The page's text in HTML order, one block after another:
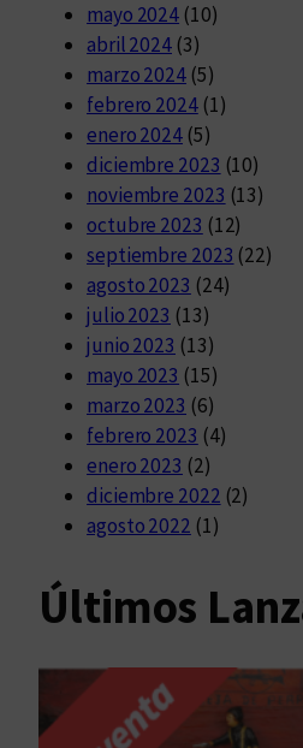
mayo 2024 (10)
abril 2024 (3)
marzo 2024 (5)
febrero 2024(1)
enero 2024 (5)
diciembre 2023 (10)
noviembre 2023 (13)
octubre 2023 (12)
septiembre 2023 (22)
agosto 2023 (24)
julio 2023 (13)
junio 2023 (13)
mayo 2023 (15)
marzo 2023 (6)
febrero 2023 (4)
enero 2023 (2)
diciembre 2022 (2)
agosto 2022 (1)
Últimos